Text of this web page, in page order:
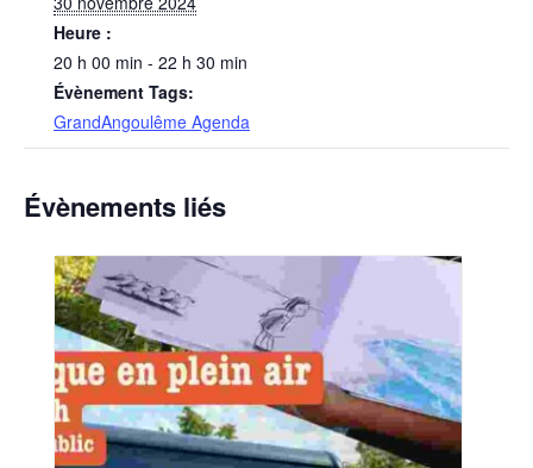
Heure :
20 h 00 min - 22 h 30 min
Évènement Tags:
GrandAngoulême Agenda
Évènements liés